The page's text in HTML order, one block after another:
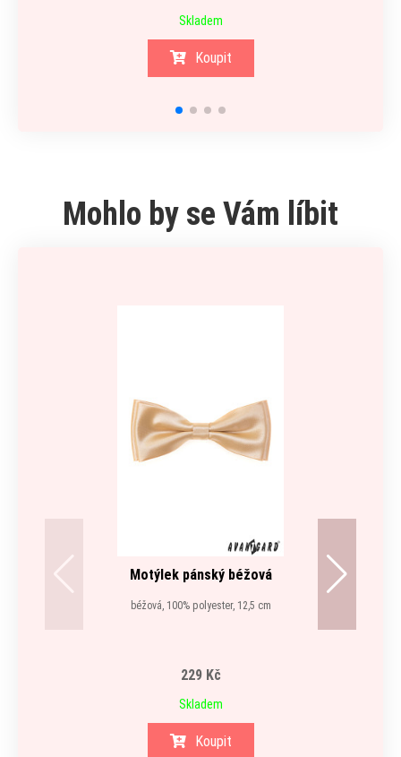
Skladem
Koupit
Mohlo by se Vám líbit
Motýlek pánský béžová
béžová, 100% polyester, 12,5 cm
229 Kč
Skladem
Koupit